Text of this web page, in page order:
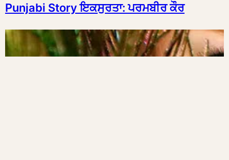
Punjabi Story ਇਕਸੁਰਤਾ: ਪਰਮਬੀਰ ਕੌਰ